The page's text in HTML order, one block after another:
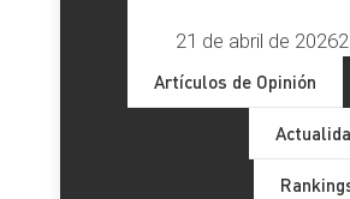
21 de abril de 2026
Artículos de Opinión